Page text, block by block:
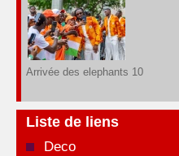
Arrivée des elephants 10
Liste de liens
Deco